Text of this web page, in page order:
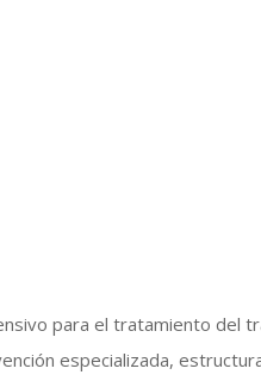
para el tratamiento del
especializada,